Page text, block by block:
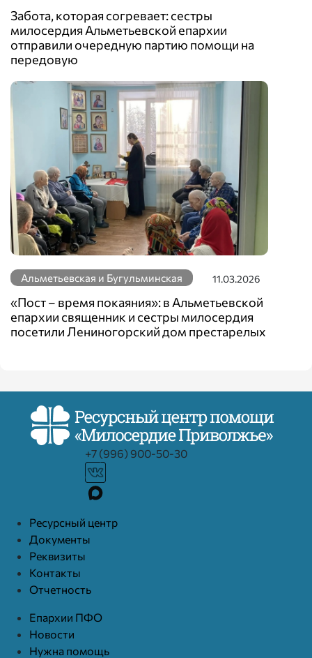
Забота, которая согревает: сестры
милосердия Альметьевской епархии
отправили очередную партию помощи на
передовую
Альметьевская и Бугульминская 11.03.2026
«Пост – время покаяния»: в Альметьевской
епархии священник и сестры милосердия
посетили Лениногорский дом престарелых
+7 (996) 900-50-30
Ресурcный центр
Документы
Реквизиты
Контакты
Отчетность
Епархии ПФО
Новости
Нужна помощь